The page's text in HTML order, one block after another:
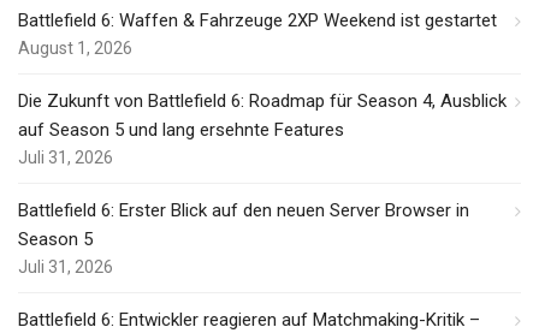
Battlefield 6: Waffen & Fahrzeuge 2XP Weekend ist gestartet
August 1, 2026
Die Zukunft von Battlefield 6: Roadmap für Season 4, Ausblick
auf Season 5 und lang ersehnte Features
Juli 31, 2026
Battlefield 6: Erster Blick auf den neuen Server Browser in
Season 5
Juli 31, 2026
Battlefield 6: Entwickler reagieren auf Matchmaking-Kritik –